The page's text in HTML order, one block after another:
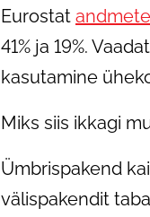
Eurostat
41% ja 19%.
kasutamine
Miks siis ikkagi
Ümbrispakend
välispakendit